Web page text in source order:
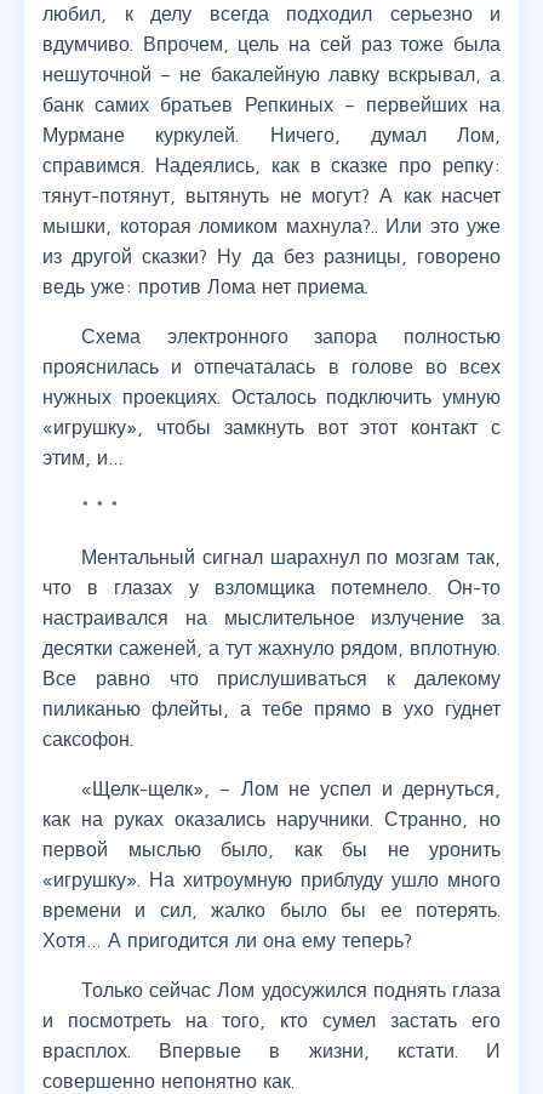
любил, к делу всегда подходил серьезно и
вдумчиво. Впрочем, цель на сей раз тоже была
нешуточной – не бакалейную лавку вскрывал, а
банк самих братьев Репкиных – первейших на
Мурмане куркулей. Ничего, думал Лом,
справимся. Надеялись, как в сказке про репку:
тянут-потянут, вытянуть не могут? А как насчет
мышки, которая ломиком махнула?.. Или это уже
из другой сказки? Ну да без разницы, говорено
ведь уже: против Лома нет приема.
Схема электронного запора полностью
прояснилась и отпечаталась в голове во всех
нужных проекциях. Осталось подключить умную
«игрушку», чтобы замкнуть вот этот контакт с
этим, и…
* * *
Ментальный сигнал шарахнул по мозгам так,
что в глазах у взломщика потемнело. Он-то
настраивался на мыслительное излучение за
десятки саженей, а тут жахнуло рядом, вплотную.
Все равно что прислушиваться к далекому
пиликанью флейты, а тебе прямо в ухо гуднет
саксофон.
«Щелк-щелк», – Лом не успел и дернуться,
как на руках оказались наручники. Странно, но
первой мыслью было, как бы не уронить
«игрушку». На хитроумную приблуду ушло много
времени и сил, жалко было бы ее потерять.
Хотя… А пригодится ли она ему теперь?
Только сейчас Лом удосужился поднять глаза
и посмотреть на того, кто сумел застать его
врасплох. Впервые в жизни, кстати. И
совершенно непонятно как.